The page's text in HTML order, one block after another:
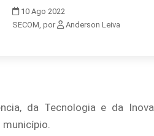
10 Ago 2022
SECOM, por
Anderson Leiva
da Tecnologia e da